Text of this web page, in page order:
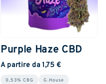
Purple Haze CBD
A partire da 1,75 €
0,53% CBG G.House